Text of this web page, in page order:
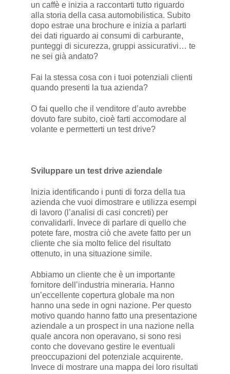
un caffè e inizia a raccontarti tutto riguardo
alla storia della casa automobilistica. Subito
dopo estrae una brochure e inizia a parlarti
dei dati riguardo ai consumi di carburante,
punteggi di sicurezza, gruppi assicurativi… te
ne sei già andato?
Fai la stessa cosa con i tuoi potenziali clienti
quando presenti la tua azienda?
O fai quello che il venditore d’auto avrebbe
dovuto fare subito, cioè farti accomodare al
volante e permetterti un test drive?
Sviluppare un test drive aziendale
Inizia identificando i punti di forza della tua
azienda che vuoi dimostrare e utilizza esempi
di lavoro (l’analisi di casi concreti) per
convalidarli. Invece di parlare di quello che
potete fare, mostra ciò che avete fatto per un
cliente che sia molto felice del risultato
ottenuto, in una situazione simile.
Abbiamo un cliente che è un importante
fornitore dell’industria mineraria. Hanno
un’eccellente copertura globale ma non
hanno una sede in ogni nazione. Per questo
motivo quando hanno fatto una presentazione
aziendale a un prospect in una nazione nella
quale ancora non operavano, si sono resi
conto che dovevano gestire le eventuali
preoccupazioni del potenziale acquirente.
Invece di mostrare una mappa dei loro risultati